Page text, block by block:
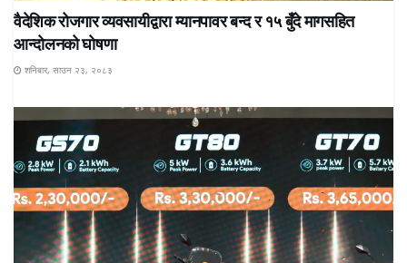
वैदेशिक रोजगार व्यवसायीद्वारा म्यानपावर बन्द र १५ बुँदे मागसहित
आन्दोलनको घोषणा
शनिबार, साउन २३, २०८३